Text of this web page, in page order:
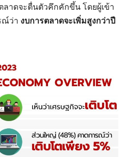
ลาดจะตื่นตัวคึกคักขึ้น โดยผู้เข้า
ณ์ว่า งบการตลาดจะเพิ่มสูงกว่าปี